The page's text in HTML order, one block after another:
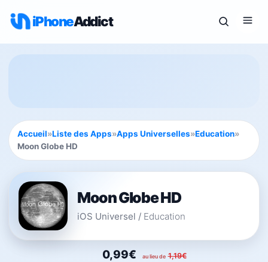
iPhoneAddict
Accueil»Liste des Apps»Apps Universelles»Education»
Moon Globe HD
Moon Globe HD
iOS Universel / Education
0,99€ au lieu de 1,19€